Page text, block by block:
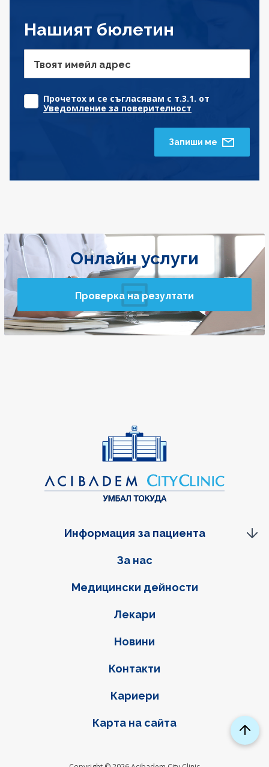
Нашият бюлетин
Твоят имейл адрес
Прочетох и се съгласявам с т.3.1. от
Уведомление за поверителност
Запиши ме
Онлайн услуги
Проверка на резултати
Фуутер навигация
За нас
Медицински дейности
Лекари
Новини
Контакти
Кариери
Карта на сайта
Информация за пациента